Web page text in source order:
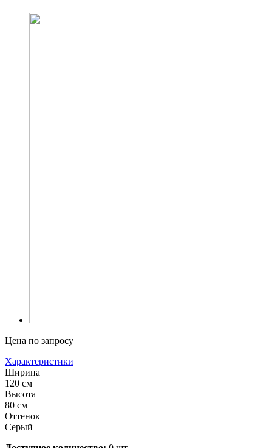
Цена по запросу
Характеристики
Ширина
120 см
Высота
80 см
Оттенок
Серый